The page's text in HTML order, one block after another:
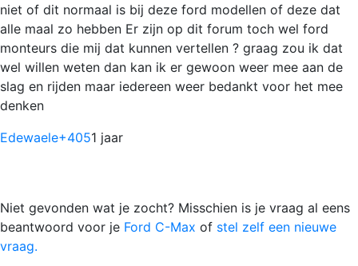
niet of dit normaal is bij deze ford modellen of deze dat
alle maal zo hebben Er zijn op dit forum toch wel ford
monteurs die mij dat kunnen vertellen ? graag zou ik dat
wel willen weten dan kan ik er gewoon weer mee aan de
slag en rijden maar iedereen weer bedankt voor het mee
denken
Edewaele+4051 jaar
Niet gevonden wat je zocht? Misschien is je vraag al eens
beantwoord voor je Ford C-Max of stel zelf een nieuwe
vraag.